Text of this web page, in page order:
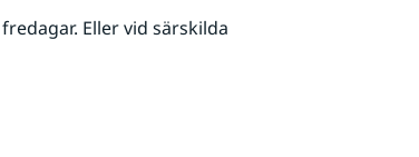
Eller vid särskilda